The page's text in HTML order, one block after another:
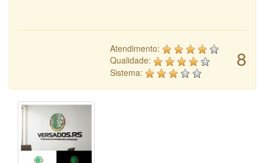
8
Atendimento:
Qualidade:
Sistema: